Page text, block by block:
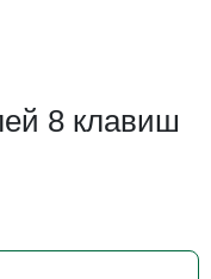
8 клавиш